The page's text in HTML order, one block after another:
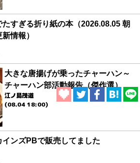
たすぎる折り紙の本（2026.08.05 朝
情報）
大きな唐揚げが乗ったチャーハン～
チャーハン部活動報告（傑作選）
江ノ島茂道
(08.04 18:00)
インズPBで販売してました